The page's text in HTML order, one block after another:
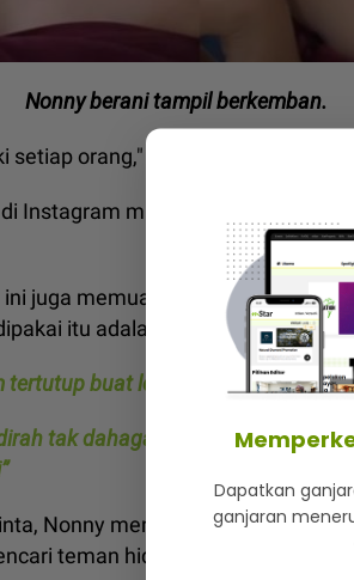
Nonny berani tampil berkemban.
orang," ujarnya.
Instagram miliknya pada Isnin
juga memuat naik video
itu adalah untuk jualan.
tertutup buat lelaki, Nonny Nadirah
tak dahaga kemewahan, impi
Nonny menegaskan dia sedang
teman hidup.
Dapatkan
ganjaran